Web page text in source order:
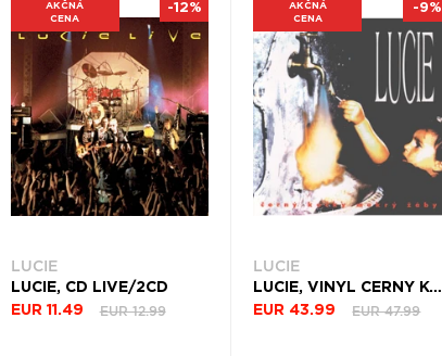
AKČNÁ
CENA
LUCIE
LUCIE, CD LIVE/2CD
EUR 11.49
EUR 12.99
-12%
AKČNÁ
CENA
LUCIE
LUCIE, VINYL CERNY KOCKY MOKRY ZABY
EUR 43.99
EUR 47.99
-9%